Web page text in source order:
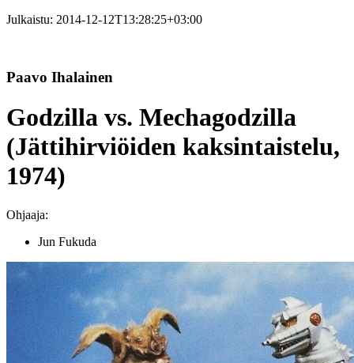
Julkaistu: 2014-12-12T13:28:25+03:00
Paavo Ihalainen
Godzilla vs. Mechagodzilla
(Jättihirviöiden kaksintaistelu,
1974)
Ohjaaja:
Jun Fukuda